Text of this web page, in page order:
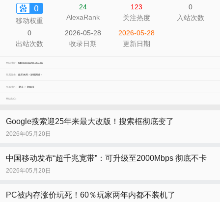
移动权重
24
AlexaRank
123
关注热度
0
入站次数
0
出站次数
2026-05-28
收录日期
2026-05-28
更新日期
网站地址： http://360game.360.cn
所属分类： 娱乐休闲>游戏网游>
所属地区： 北京> 朝阳市
网站TAG：
Google搜索迎25年来最大改版！搜索框彻底变了
2026年05月20日
中国移动发布“超千兆宽带”：可升级至2000Mbps 彻底不卡
2026年05月20日
PC被内存涨价玩死！60％玩家两年内都不装机了